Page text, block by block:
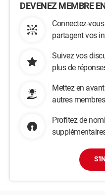
DEVENEZ MEMBRE
Connectez-
partagent vos
Suivez vos
plus de
Mettez en
autres membres
Profitez de